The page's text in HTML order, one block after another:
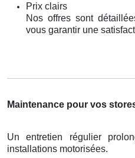
Prix clairs
Nos offres sont
vous garantir une
Maintenance pour vos
Un entretien régulier
installations motorisées.